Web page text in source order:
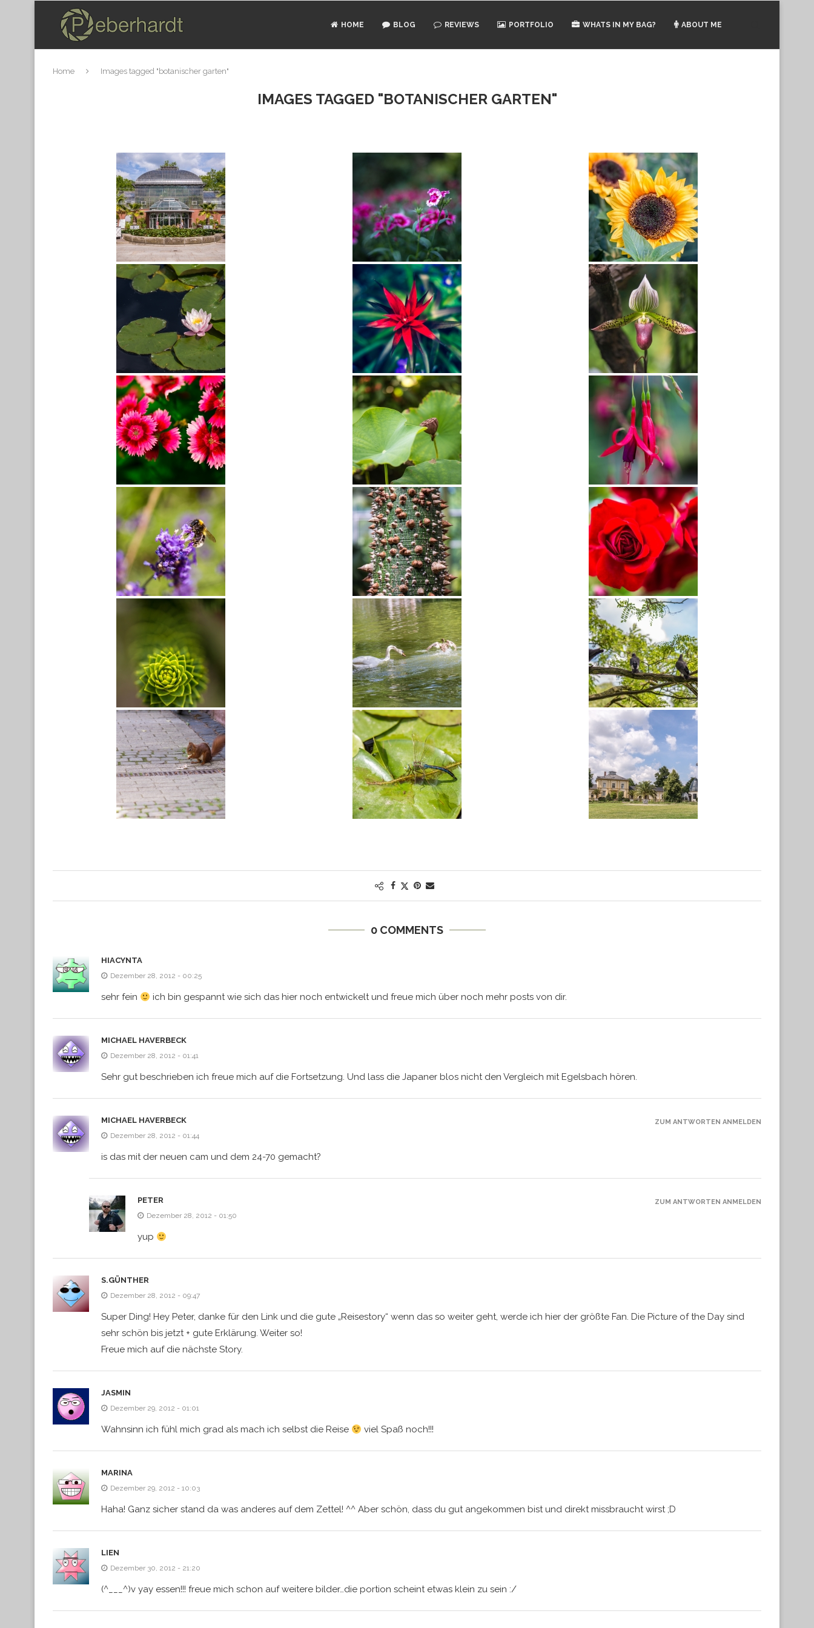
HOME BLOG REVIEWS PORTFOLIO WHATS IN MY BAG? ABOUT ME
Home Images tagged "botanischer garten"
IMAGES TAGGED "BOTANISCHER GARTEN"
0 COMMENTS
HIACYNTA
Dezember 28, 2012 - 00:25
sehr fein ich bin gespannt wie sich das hier noch entwickelt und freue mich über noch mehr posts von dir.
MICHAEL HAVERBECK
Dezember 28, 2012 - 01:41
Sehr gut beschrieben ich freue mich auf die Fortsetzung. Und lass die Japaner blos nicht den Vergleich mit Egelsbach hören.
MICHAEL HAVERBECK
Dezember 28, 2012 - 01:44
is das mit der neuen cam und dem 24-70 gemacht?
ZUM ANTWORTEN ANMELDEN
PETER
Dezember 28, 2012 - 01:50
yup
ZUM ANTWORTEN ANMELDEN
S.GÜNTHER
Dezember 28, 2012 - 09:47
Super Ding! Hey Peter, danke für den Link und die gute „Reisestory“ wenn das so weiter geht, werde ich hier der größte Fan. Die Picture of the Day sind
sehr schön bis jetzt + gute Erklärung. Weiter so!
Freue mich auf die nächste Story.
JASMIN
Dezember 29, 2012 - 01:01
Wahnsinn ich fühl mich grad als mach ich selbst die Reise viel Spaß noch!!!
MARINA
Dezember 29, 2012 - 10:03
Haha! Ganz sicher stand da was anderes auf dem Zettel! ^^ Aber schön, dass du gut angekommen bist und direkt missbraucht wirst ;D
LIEN
Dezember 30, 2012 - 21:20
(^___^)v yay essen!!! freue mich schon auf weitere bilder…die portion scheint etwas klein zu sein :/